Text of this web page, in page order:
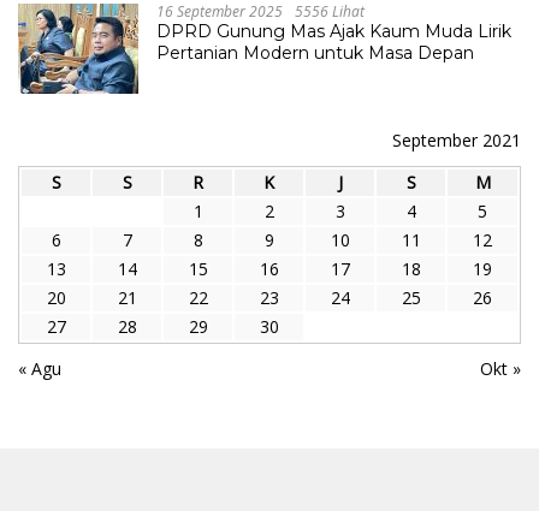
16 September 2025 5556 Lihat
DPRD Gunung Mas Ajak Kaum Muda Lirik
Pertanian Modern untuk Masa Depan
September 2021
S
S R K J S
M
1
2 3 4
5
6
7 8 9 10 11
12
13
14 15 16 17 18
19
20
21 22 23 24 25
26
27
28 29
30
« Agu
Okt »